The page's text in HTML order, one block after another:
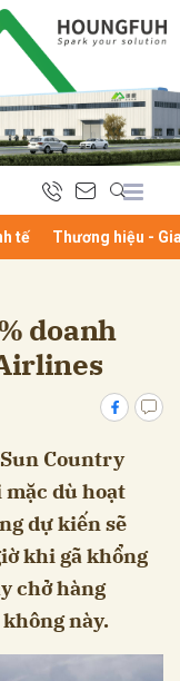
tế Thương hiệu -
doanh
Country
dù hoạt
dự kiến sẽ
khi gã khổng
chở hàng
này.
Hủy